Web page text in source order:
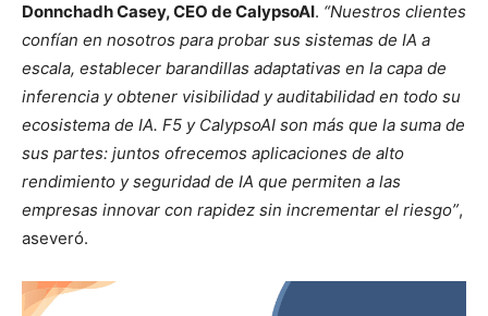
Donnchadh Casey, CEO de CalypsoAI. “Nuestros clientes
confían en nosotros para probar sus sistemas de IA a
escala, establecer barandillas adaptativas en la capa de
inferencia y obtener visibilidad y auditabilidad en todo su
ecosistema de IA. F5 y CalypsoAI son más que la suma de
sus partes: juntos ofrecemos aplicaciones de alto
rendimiento y seguridad de IA que permiten a las
empresas innovar con rapidez sin incrementar el riesgo”,
aseveró.